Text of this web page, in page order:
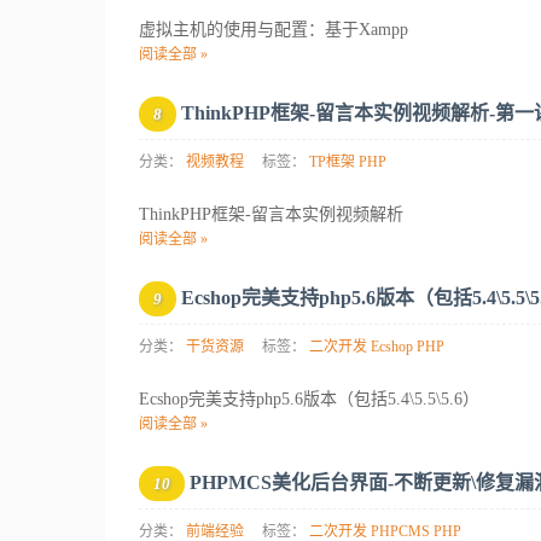
虚拟主机的使用与配置：基于Xampp
阅读全部 »
8 ThinkPHP框架-留言本实例视频解析-第一
分类： 视频教程 标签： TP框架 PHP
ThinkPHP框架-留言本实例视频解析
阅读全部 »
9 Ecshop完美支持php5.6版本（包括
分类： 干货资源 标签： 二次开发 Ecshop PHP
Ecshop完美支持php5.6版本（包括5.4\5.5\5.6）
阅读全部 »
10 PHPMCS美化后台界面-不断更新\修复漏
分类： 前端经验 标签： 二次开发 PHPCMS PHP